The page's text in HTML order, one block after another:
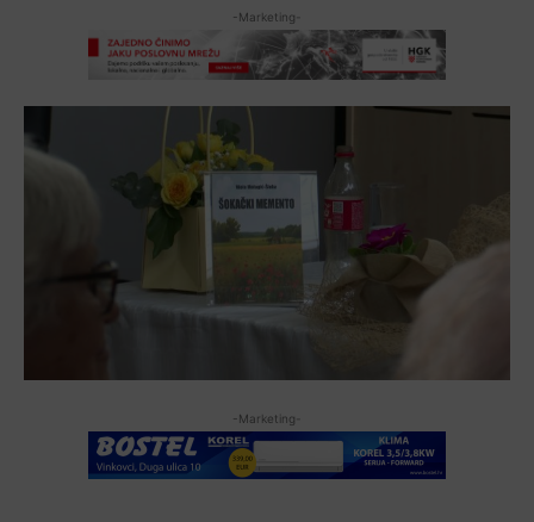
-Marketing-
-Marketing-